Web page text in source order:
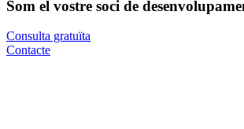
Som el vostre soci de
Consulta gratuïta
Contacte